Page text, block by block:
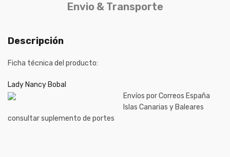
Envio & Transporte
Descripción
Ficha técnica del producto:
Lady Nancy Bobal
Envíos por Correos España
Islas Canarias y Baleares
consultar suplemento de portes